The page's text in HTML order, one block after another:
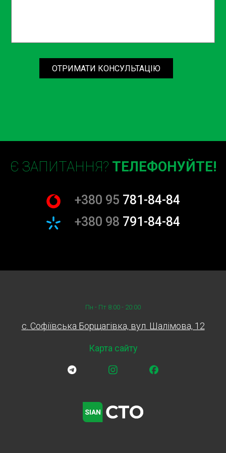
ОТРИМАТИ КОНСУЛЬТАЦІЮ
Є ЗАПИТАННЯ? ТЕЛЕФОНУЙТЕ!
+380 95 781-84-84
+380 98 791-84-84
Пн - Пт 8:00 - 20:00
c. Софіївська Борщагівка, вул. Шалімова, 12
Карта сайту